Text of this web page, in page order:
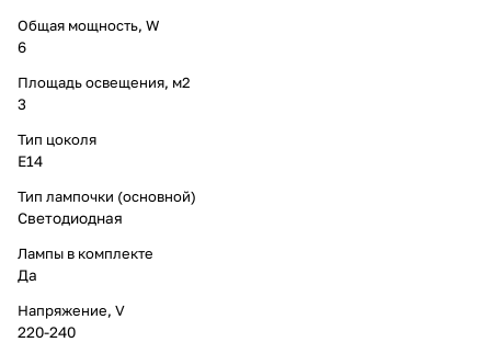
Общая мощность, W
6
Площадь освещения, м2
3
Тип цоколя
E14
Тип лампочки (основной)
Светодиодная
Лампы в комплекте
Да
Напряжение, V
220-240